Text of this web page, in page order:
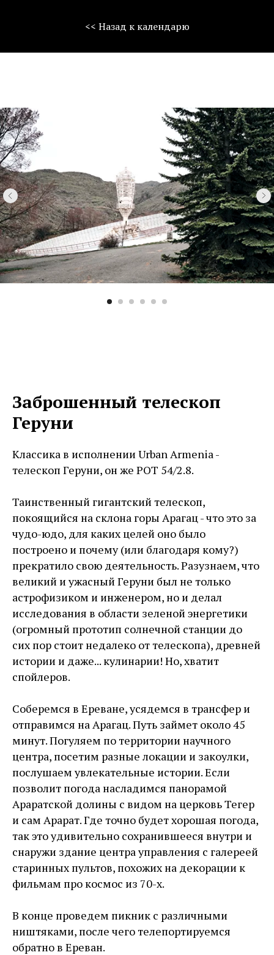
<< Назад к календарю
Заброшенный телескоп
Геруни
Классика в исполнении Urban Armenia -
телескоп Геруни, он же РОТ 54/2.8.
Таинственный гигантский телескоп,
покоящийся на склона горы Арагац - что это за
чудо-юдо, для каких целей оно было
построено и почему (или благодаря кому?)
прекратило свою деятельность. Разузнаем, что
великий и ужасный Геруни был не только
астрофизиком и инженером, но и делал
исследования в области зеленой энергетики
(огромный прототип солнечной станции до
сих пор стоит недалеко от телескопа), древней
истории и даже... кулинарии! Но, хватит
спойлеров.
Соберемся в Ереване, усядемся в трансфер и
отправимся на Арагац. Путь займет около 45
минут. Погуляем по территории научного
центра, посетим разные локации и закоулки,
послушаем увлекательные истории. Если
позволит погода насладимся панорамой
Араратской долины с видом на церковь Тегер
и сам Арарат. Где точно будет хорошая погода,
так это удивительно сохранившееся внутри и
снаружи здание центра управления с галереей
старинных пультов, похожих на декорации к
фильмам про космос из 70-х.
В конце проведем пикник с различными
ништяками, после чего телепортируемся
обратно в Ереван.